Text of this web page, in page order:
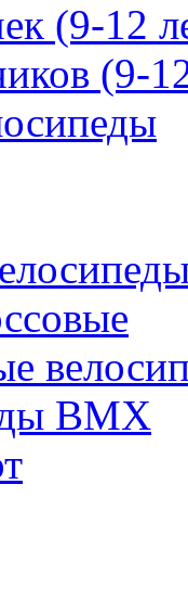
(9-12
(9-
BMX